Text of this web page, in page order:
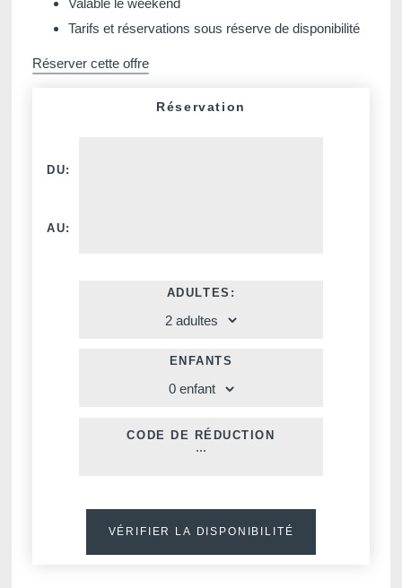
Tarifs et réservations sous réserve de disponibilité
Réserver cette offre
Réservation
DU:
AU:
ADULTES:
ENFANTS
CODE DE RÉDUCTION
VÉRIFIER LA DISPONIBILITÉ
Voir tous nos hôtels